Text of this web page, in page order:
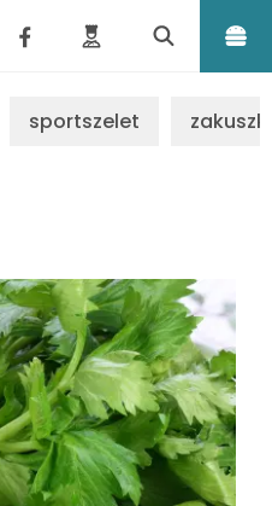
sportszelet